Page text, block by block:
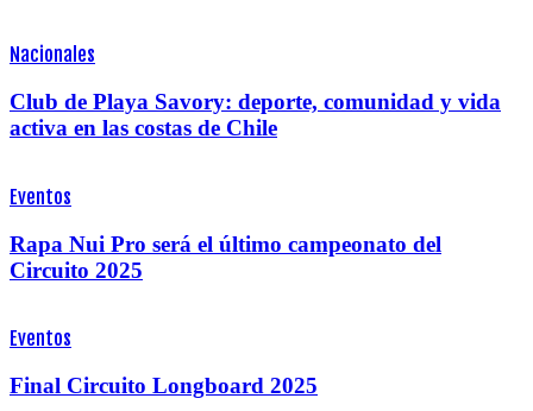
Nacionales
Club de Playa Savory: deporte, comunidad y vida
activa en las costas de Chile
Eventos
Rapa Nui Pro será el último campeonato del
Circuito 2025
Eventos
Final Circuito Longboard 2025